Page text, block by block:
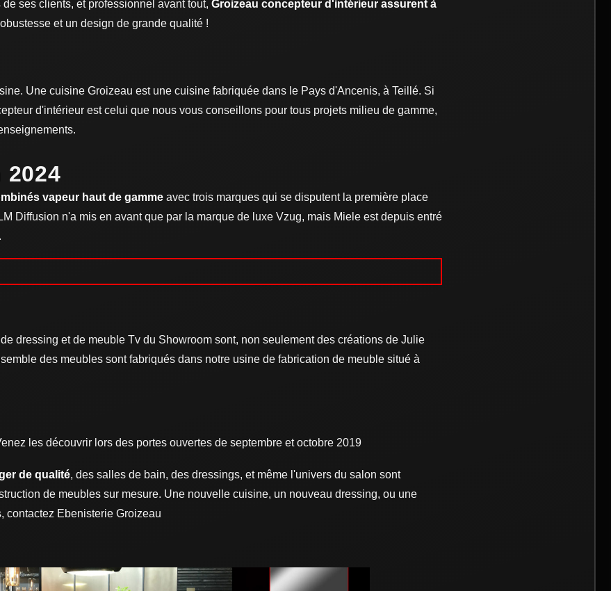
ses clients, et professionnel avant tout, Groizeau concepteur d'intérieur assurent à
et un design de grande qualité !
Une cuisine Groizeau est une cuisine fabriquée dans le Pays d'Ancenis, à Teillé. Si
d'intérieur est celui que nous vous conseillons pour tous projets milieu de gamme,
vapeur haut de gamme avec trois marques qui se disputent la première place
Diffusion n'a mis en avant que par la marque de luxe Vzug, mais Miele est depuis entré
dressing et de meuble Tv du Showroom sont, non seulement des créations de Julie
des meubles sont fabriqués dans notre usine de fabrication de meuble situé à
les découvrir lors des portes ouvertes de septembre et octobre 2019
de qualité, des salles de bain, des dressings, et même l'univers du salon sont
de meubles sur mesure. Une nouvelle cuisine, un nouveau dressing, ou une
contactez Ebenisterie Groizeau